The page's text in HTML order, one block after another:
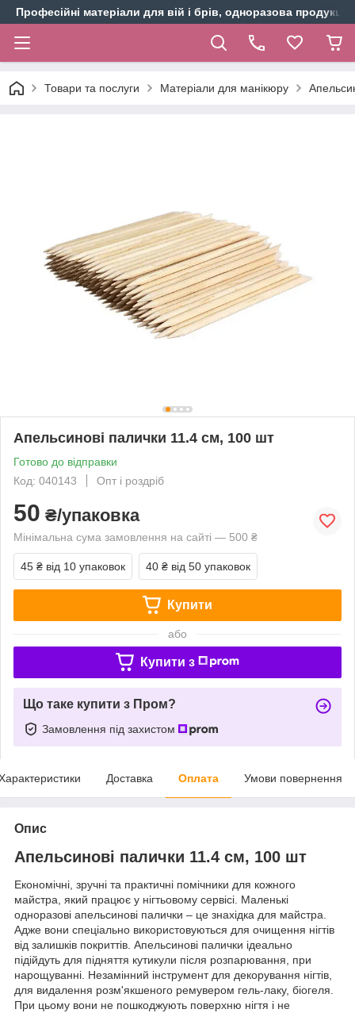
Професійні матеріали для вій і брів, одноразова продукція
Товари та послуги Матеріали для манікюру
Апельсинові палички 11.4 см, 100 шт
Готово до відправки
Код: 040143
Опт і роздріб
50 ₴/упаковка
Мінімальна сума замовлення на сайті — 500 ₴
45 ₴ від 10 упаковок 40 ₴ від 50 упаковок
Купити
або
Купити з
Що таке купити з Пром?
Замовлення під захистом
Доставка Оплата Умови повернення
Опис
Апельсинові палички 11.4 см, 100 шт
Економічні, зручні та практичні помічники для кожного
майстра, який працює у нігтьовому сервісі. Маленькі
одноразові апельсинові палички – це знахідка для майстра.
Адже вони спеціально використовуються для очищення нігтів
від залишків покриттів. Апельсинові палички ідеально
підійдуть для підняття кутикули після розпарювання, при
нарощуванні. Незамінний інструмент для декорування нігтів,
для видалення розм'якшеного ремувером гель-лаку, біогеля.
При цьому вони не пошкоджують поверхню нігтя і не